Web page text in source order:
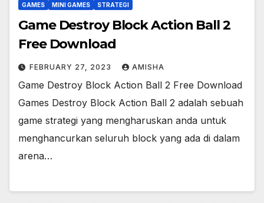
GAMES MINI GAMES STRATEGI
Game Destroy Block Action Ball 2
Free Download
FEBRUARY 27, 2023 AMISHA
Game Destroy Block Action Ball 2 Free Download
Games Destroy Block Action Ball 2 adalah sebuah
game strategi yang mengharuskan anda untuk
menghancurkan seluruh block yang ada di dalam
arena…